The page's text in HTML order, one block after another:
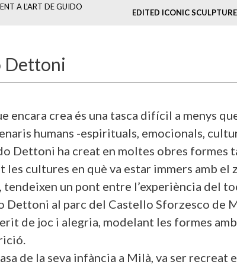
A L’ART DE GUIDO
EDITED ICONIC
Dettoni
encara crea és una tasca difícil a menys
humans -espirituals, emocionals,
Dettoni ha creat en moltes obres
les cultures en què va estar immers amb
un pont entre l’experiència del
al parc del Castello Sforzesco de
de joc i alegria, modelant les formes
de la seva infància a Milà, va ser recreat